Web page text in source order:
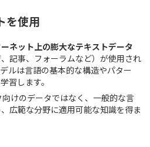
を使用
ネット上の膨大なテキストデータ
、記事、フォーラムなど）が使用され
ルは言語の基本的な構造やパター
習します。
けのデータではなく、一般的な言
広範な分野に適用可能な知識を得ま